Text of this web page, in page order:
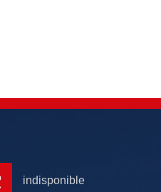
indisponible